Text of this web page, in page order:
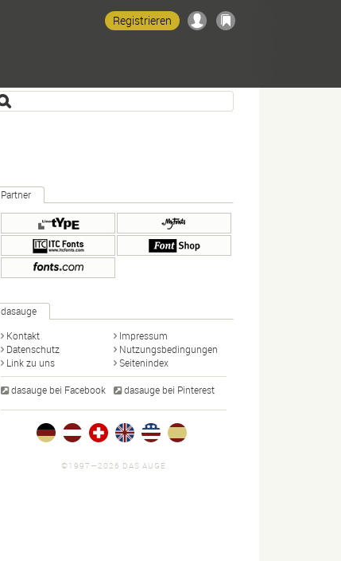
Registrieren
Partner
dasauge
Kontakt
Impressum
Datenschutz
Nutzungsbedingungen
Link zu uns
Seitenindex
dasauge bei Facebook dasauge bei Pinterest
©1997—2026 DAS AUGE